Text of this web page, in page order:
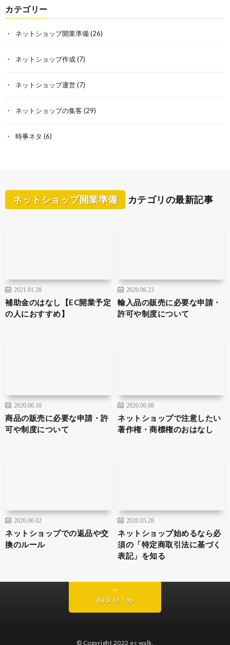
カテゴリー
ネットショップ開業準備(26)
ネットショップ作成(7)
ネットショップ運営(7)
ネットショップの集客 (29)
時事ネタ (6)
ネットショップ開業準備 カテゴリの最新記事
2021.01.28
補助金のはなし【EC開業予定
の人におすすめ】
2020.06.23
輸入品の販売に必要な申請・
許可や制度について
2020.06.10
商品の販売に必要な申請・許
可や制度について
2020.06.08
ネットショップで注意したい
著作権・商標権のおはなし
2020.06.02
ネットショップでの返品や交
換のルール
2020.05.28
ネットショップ始めるなら必
須の「特定商取引法に基づく
表記」を知る
Back to Top
© Copyright 2022 ec walk.